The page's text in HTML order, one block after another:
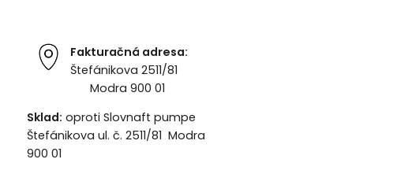
Fakturačná adresa:
Štefánikova 2511/81
Modra 900 01
Sklad: oproti Slovnaft pumpe
Štefánikova ul. č. 2511/81 Modra
900 01